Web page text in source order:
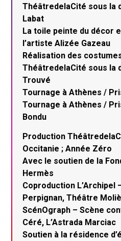
ThéâtredelaCité sous la
Labat
La toile peinte du décor
l’artiste Alizée Gazeau
Réalisation des
ThéâtredelaCité sous la
Trouvé
Tournage à Athènes /
Tournage à Athènes /
Bondu
Production
Occitanie ; Année Zéro
Avec le soutien de la
Hermès
Coproduction L’Archipel
Perpignan, Théâtre
ScénOgraph – Scène
Céré, L’Astrada Marciac
Soutien à la résidence